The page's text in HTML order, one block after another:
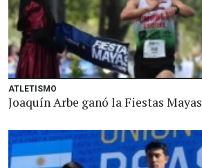
ATLETISMO
Joaquín Arbe ganó la Fiestas Mayas